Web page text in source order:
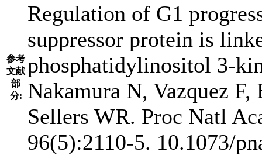
参考
文献
部
分:
Regulation of G1
suppressor protein is
phosphatidylinositol 3-
Nakamura N, Vazquez
Sellers WR. Proc Natl
96(5):2110-5. 10.1073/